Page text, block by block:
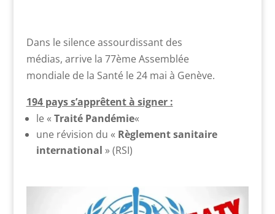
Dans le silence assourdissant des
médias, arrive la 77ème Assemblée
mondiale de la Santé le 24 mai à Genève.
194 pays s’apprêtent à signer :
le « Traité Pandémie«
une révision du « Règlement sanitaire
international » (RSI)